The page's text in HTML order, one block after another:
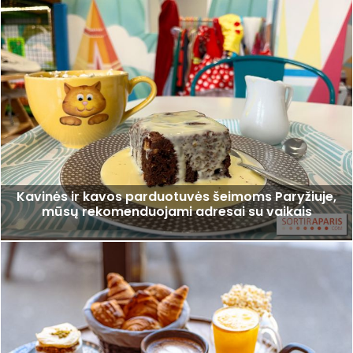
Kavinės ir kavos parduotuvės šeimoms Paryžiuje,
mūsų rekomenduojami adresai su vaikais